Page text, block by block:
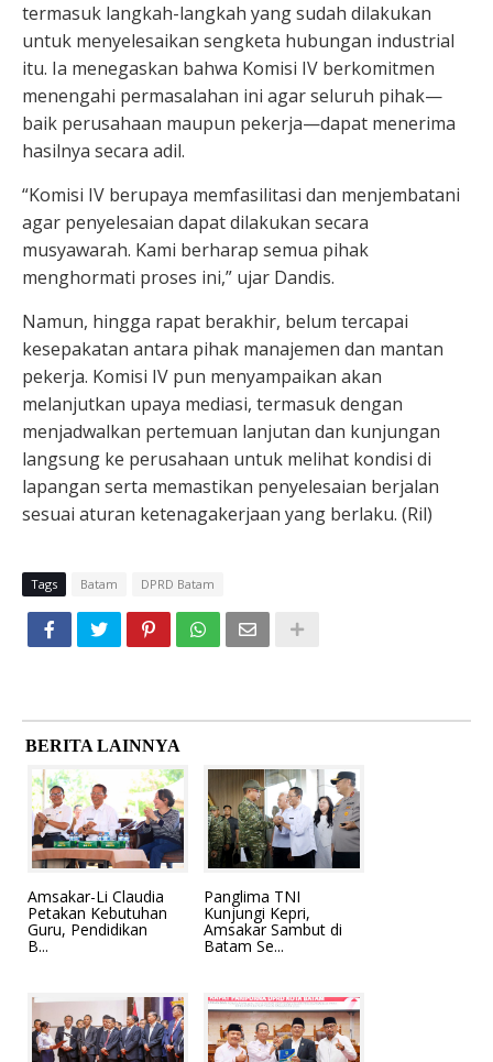
termasuk langkah-langkah yang sudah dilakukan
untuk menyelesaikan sengketa hubungan industrial
itu. Ia menegaskan bahwa Komisi IV berkomitmen
menengahi permasalahan ini agar seluruh pihak—
baik perusahaan maupun pekerja—dapat menerima
hasilnya secara adil.
“Komisi IV berupaya memfasilitasi dan menjembatani
agar penyelesaian dapat dilakukan secara
musyawarah. Kami berharap semua pihak
menghormati proses ini,” ujar Dandis.
Namun, hingga rapat berakhir, belum tercapai
kesepakatan antara pihak manajemen dan mantan
pekerja. Komisi IV pun menyampaikan akan
melanjutkan upaya mediasi, termasuk dengan
menjadwalkan pertemuan lanjutan dan kunjungan
langsung ke perusahaan untuk melihat kondisi di
lapangan serta memastikan penyelesaian berjalan
sesuai aturan ketenagakerjaan yang berlaku. (Ril)
Tags Batam DPRD Batam
BERITA LAINNYA
Amsakar-Li Claudia
Petakan Kebutuhan
Guru, Pendidikan
B...
Panglima TNI
Kunjungi Kepri,
Amsakar Sambut di
Batam Se...